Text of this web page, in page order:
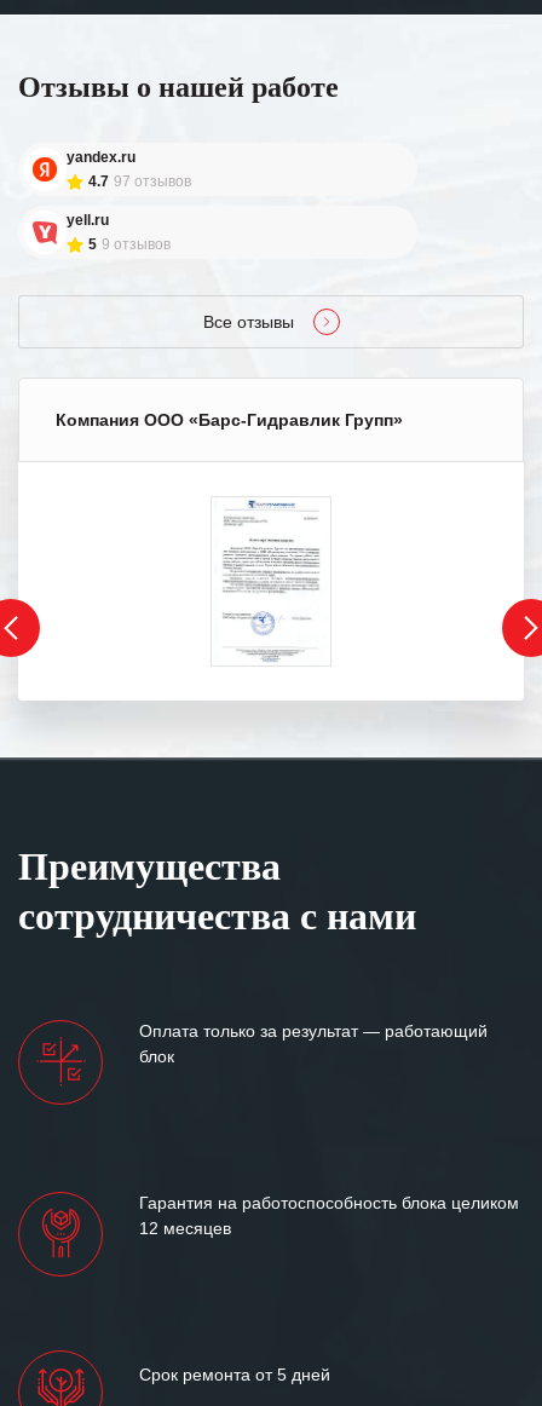
Отзывы о нашей работе
yandex.ru
4.7 97 отзывов
yell.ru
5 9 отзывов
Все отзывы
Компания ООО «Барс-Гидравлик Групп»
Преимущества
сотрудничества с нами
Оплата только за результат — работающий
блок
Гарантия на работоспособность блока целиком
12 месяцев
Срок ремонта от 5 дней